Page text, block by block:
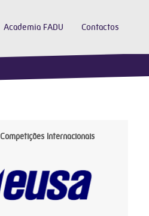
Academia FADU Contactos
Internacionais